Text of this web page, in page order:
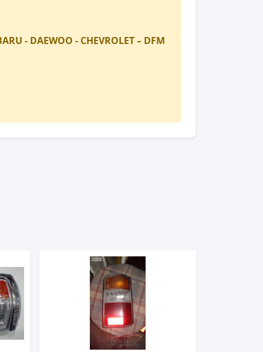
- DAEWOO - CHEVROLET – DFM